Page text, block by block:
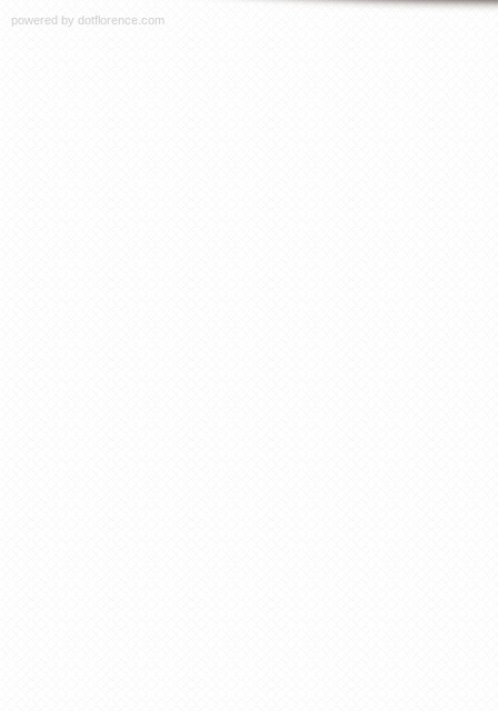
powered by dotflorence.com